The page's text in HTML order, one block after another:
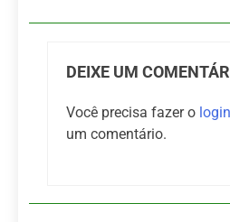
DEIXE UM
Você precisa fazer o login
um comentário.